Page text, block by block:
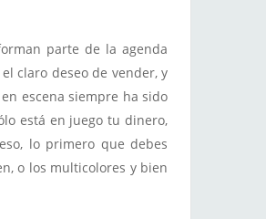
parte de la agenda
claro deseo de vender, y
escena siempre ha sido
está en juego tu dinero,
lo primero que debes
o los multicolores y bien